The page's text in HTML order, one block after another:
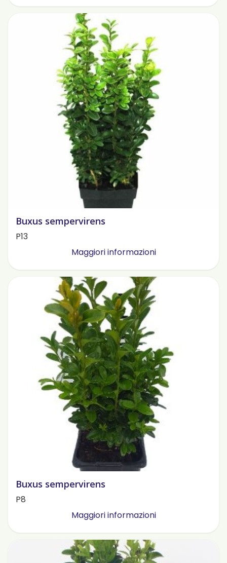
Buxus sempervirens
P13
Maggiori informazioni
Buxus sempervirens
P8
Maggiori informazioni